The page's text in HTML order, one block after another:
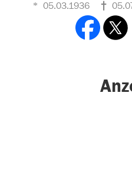
05.03.1936